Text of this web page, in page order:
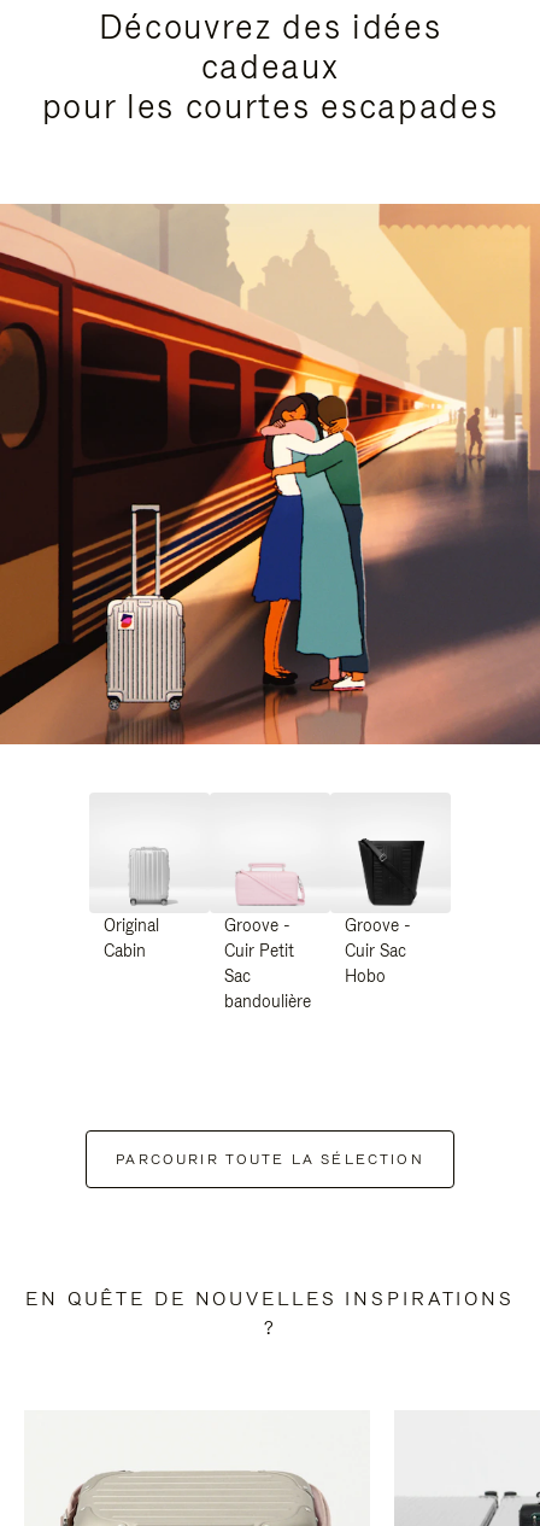
Découvrez des idées
cadeaux
pour les courtes escapades
Original
Cabin
Groove -
Cuir Petit
Sac
bandoulière
Groove -
Cuir Sac
Hobo
PARCOURIR TOUTE LA SÉLECTION
EN QUÊTE DE NOUVELLES INSPIRATIONS
?